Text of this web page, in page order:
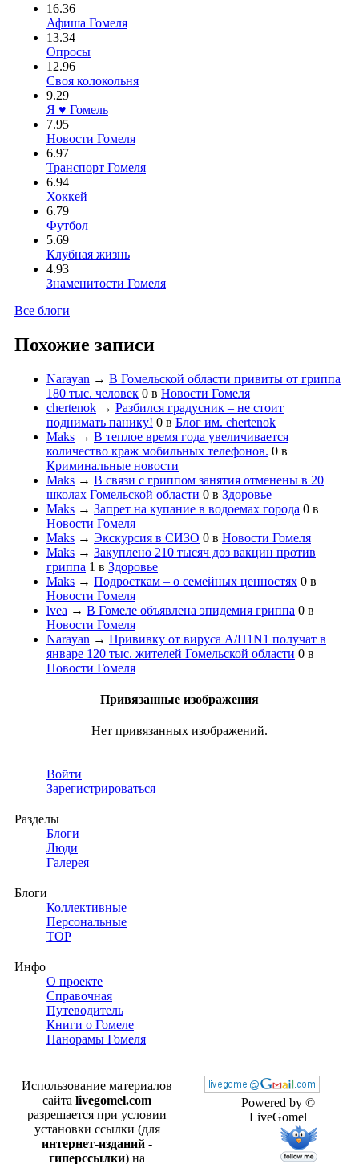
16.36
Афиша Гомеля
13.34
Опросы
12.96
Своя колокольня
9.29
Я ♥ Гомель
7.95
Новости Гомеля
6.97
Транспорт Гомеля
6.94
Хоккей
6.79
Футбол
5.69
Клубная жизнь
4.93
Знаменитости Гомеля
Все блоги
Похожие записи
Narayan → В Гомельской области привиты от гриппа
180 тыс. человек 0 в Новости Гомеля
chertenok → Разбился градусник – не стоит
поднимать панику! 0 в Блог им. chertenok
Maks → В теплое время года увеличивается
количество краж мобильных телефонов. 0 в
Криминальные новости
Maks → В связи с гриппом занятия отменены в 20
школах Гомельской области 0 в Здоровье
Maks → Запрет на купание в водоемах города 0 в
Новости Гомеля
Maks → Экскурсия в СИЗО 0 в Новости Гомеля
Maks → Закуплено 210 тысяч доз вакцин против
гриппа 1 в Здоровье
Maks → Подросткам – о семейных ценностях 0 в
Новости Гомеля
lvea → В Гомеле объявлена эпидемия гриппа 0 в
Новости Гомеля
Narayan → Прививку от вируса A/H1N1 получат в
январе 120 тыс. жителей Гомельской области 0 в
Новости Гомеля
Привязанные изображения
Нет привязанных изображений.
Войти
Зарегистрироваться
Разделы
Блоги
Люди
Галерея
Блоги
Коллективные
Персональные
TOP
Инфо
О проекте
Справочная
Путеводитель
Книги о Гомеле
Панорамы Гомеля
Powered by ©
LiveGomel
Использование материалов
сайта livegomel.com
разрешается при условии
установки ссылки (для
интернет-изданий -
гиперссылки) на